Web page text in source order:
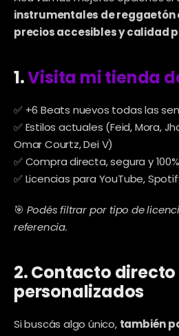
instrumentales de reggaetón
precios accesibles y calidad
1. Visita mi tienda
✅ +6 Beats nuevos todas las
✅ Estilos actuales (Feid, Mora,
Omar Courtz, Dei V)
✅ Compra directa, segura y
✅ Licencias para YouTube,
🎯 Podés filtrar por tipo de
referencia.
2. Contacto
personalizados
Si buscás algo único,